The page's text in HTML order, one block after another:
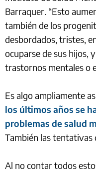
Barraquer. “Esto
también de los
desbordados, tristes,
ocuparse de sus hijos,
trastornos mentales o
Es algo ampliamente
los últimos años se
problemas de salud
También las tentativas
Al no contar todos